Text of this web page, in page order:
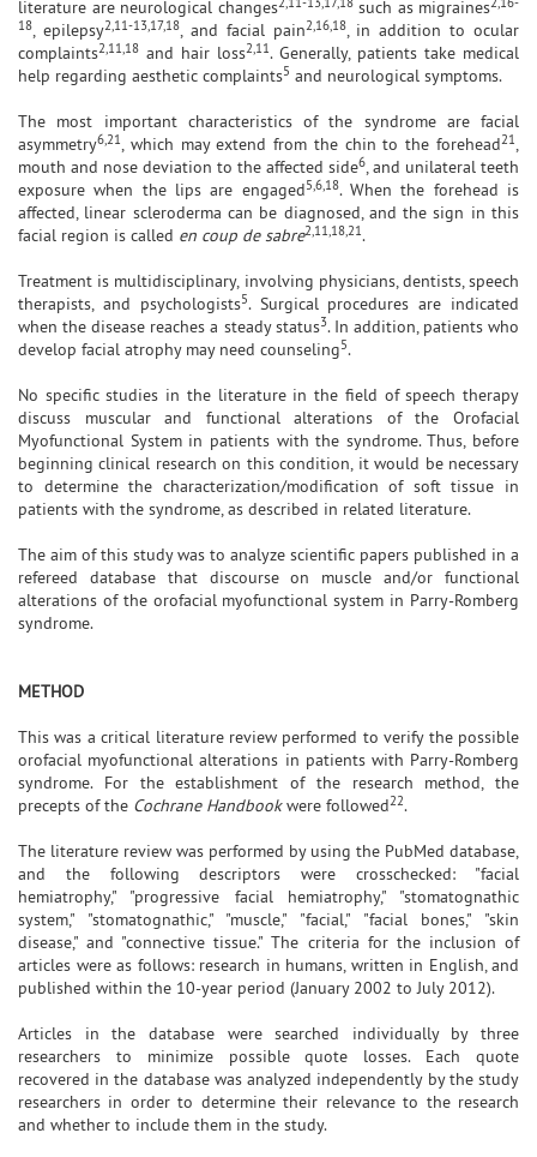
literature are neurological changes such as migraines
18, epilepsy2,11-13,17,18, and facial pain2,16,18, in addition to ocular
complaints2,11,18 and hair loss2,11. Generally, patients take medical
help regarding aesthetic complaints5 and neurological symptoms.
The most important characteristics of the syndrome are facial
asymmetry6,21, which may extend from the chin to the forehead21,
mouth and nose deviation to the affected side6, and unilateral teeth
exposure when the lips are engaged5,6,18. When the forehead is
affected, linear scleroderma can be diagnosed, and the sign in this
facial region is called en coup de sabre2,11,18,21.
Treatment is multidisciplinary, involving physicians, dentists, speech
therapists, and psychologists5. Surgical procedures are indicated
when the disease reaches a steady status3. In addition, patients who
develop facial atrophy may need counseling5.
No specific studies in the literature in the field of speech therapy
discuss muscular and functional alterations of the Orofacial
Myofunctional System in patients with the syndrome. Thus, before
beginning clinical research on this condition, it would be necessary
to determine the characterization/modification of soft tissue in
patients with the syndrome, as described in related literature.
The aim of this study was to analyze scientific papers published in a
refereed database that discourse on muscle and/or functional
alterations of the orofacial myofunctional system in Parry-Romberg
syndrome.
METHOD
This was a critical literature review performed to verify the possible
orofacial myofunctional alterations in patients with Parry-Romberg
syndrome. For the establishment of the research method, the
precepts of the Cochrane Handbookwere followed22.
The literature review was performed by using the PubMed database,
and the following descriptors were crosschecked: "facial
hemiatrophy," "progressive facial hemiatrophy," "stomatognathic
system," "stomatognathic," "muscle," "facial," "facial bones," "skin
disease," and "connective tissue." The criteria for the inclusion of
articles were as follows: research in humans, written in English, and
published within the 10-year period (January 2002 to July 2012).
Articles in the database were searched individually by three
researchers to minimize possible quote losses. Each quote
recovered in the database was analyzed independently by the study
researchers in order to determine their relevance to the research
and whether to include them in the study.